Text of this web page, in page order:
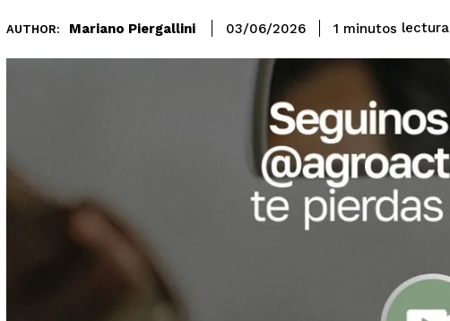
AUTHOR: Mariano Piergallini 03/06/2026 1 minutos lectura